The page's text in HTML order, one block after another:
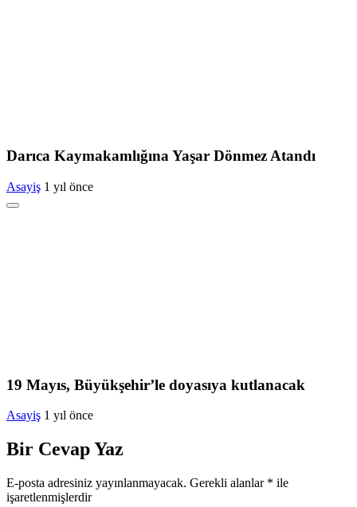
Darıca Kaymakamlığına Yaşar Dönmez Atandı
Asayiş 1 yıl önce
19 Mayıs, Büyükşehir’le doyasıya kutlanacak
Asayiş 1 yıl önce
Bir Cevap Yaz
E-posta adresiniz yayınlanmayacak. Gerekli alanlar * ile
işaretlenmişlerdir